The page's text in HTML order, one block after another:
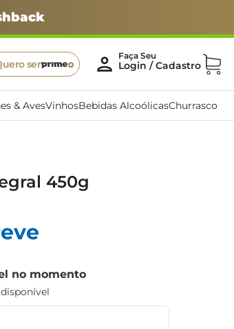
ser
& AvesVinhosBebidas AlcoólicasChurrasco
450g
no momento